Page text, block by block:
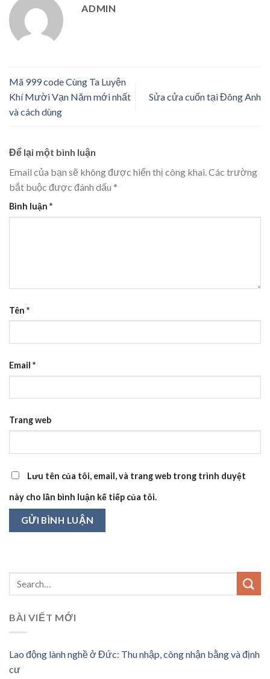
ADMIN
Mã 999 code Cùng Ta Luyện
Khí Mười Vạn Năm mới nhất
và cách dùng
Sửa cửa cuốn tại Đông Anh
Để lại một bình luận
Email của bạn sẽ không được hiển thị công khai.Các trường
bắt buộc được đánh dấu *
Bình luận *
Tên *
Email *
Trang web
Lưu tên của tôi, email, và trang web trong trình duyệt
này cho lần bình luận kế tiếp của tôi.
BÀI VIẾT MỚI
Lao động lành nghề ở Đức: Thu nhập, công nhận bằng và định
cư